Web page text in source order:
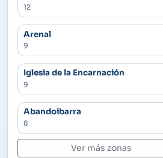
12
Arenal
9
Iglesia de la Encarnación
9
Abandoibarra
8
Ver más zonas